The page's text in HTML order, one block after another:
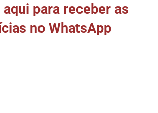
para receber as
no WhatsApp